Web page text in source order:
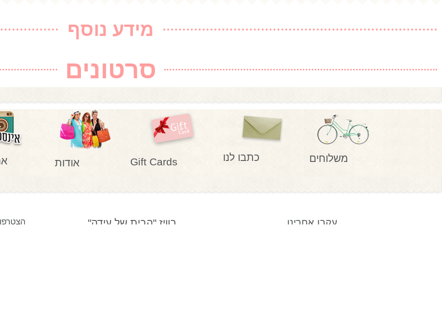
מידע נוסף
סרטונים
משלוחים כתבו לנו Gift Cards אודות
עקבו אחרינו בוויז "הבית של עידה"